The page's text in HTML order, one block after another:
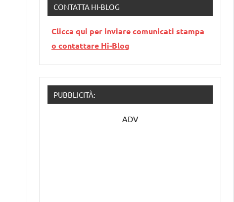
CONTATTA HI-BLOG
Clicca qui per inviare comunicati stampa
o contattare Hi-Blog
PUBBLICITÀ:
ADV